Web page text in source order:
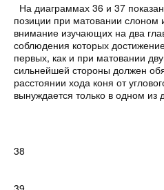
На диаграммах 36 и 37
позиции при матовании
внимание изучающих на два
соблюдения которых
первых, как и при матовании
сильнейшей стороны должен
расстоянии хода коня от
вынуждается только в одном из
38